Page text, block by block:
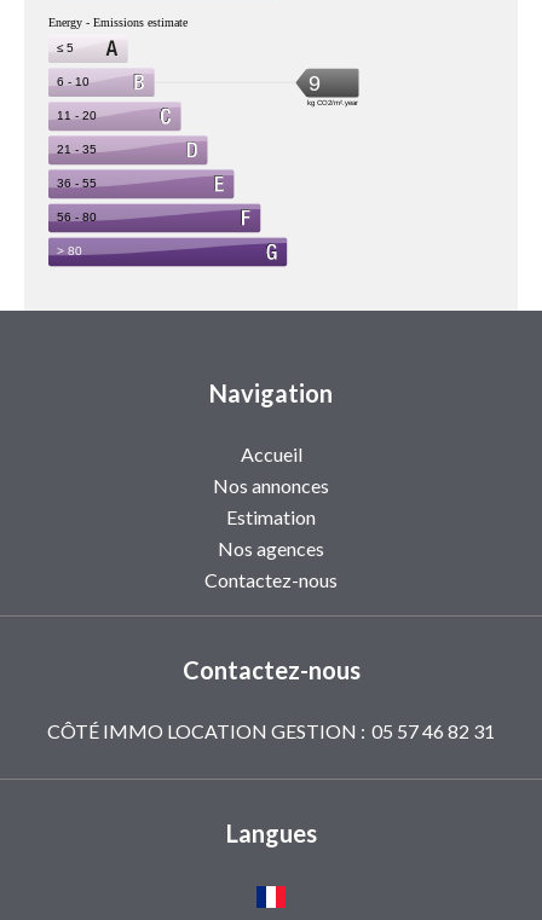
Navigation
Accueil
Nos annonces
Estimation
Nos agences
Contactez-nous
Contactez-nous
CÔTÉ IMMO LOCATION GESTION : 05 57 46 82 31
Langues